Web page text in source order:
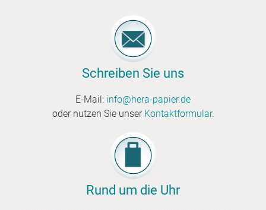
Schreiben Sie uns
E-Mail: info@hera-papier.de
oder nutzen Sie unser Kontaktformular.
Rund um die Uhr